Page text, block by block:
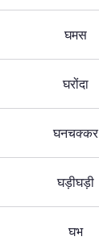
घमस
घरोंदा
घनचक्कर
घड़ीघड़ी
घभ